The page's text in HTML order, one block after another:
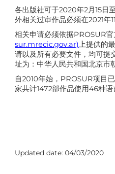
各出版社可于2020年2月15日
外相关过审作品必须在2021年
相关申请必须依据PROSUR官
sur.mrecic.gov.ar)上提供的
请以及所有必要文件，均可提
址为：中华人民共和国北京市
自2010年始，PROSUR项目
家共计1472部作品使用46种语
Updated date: 04/03/2020